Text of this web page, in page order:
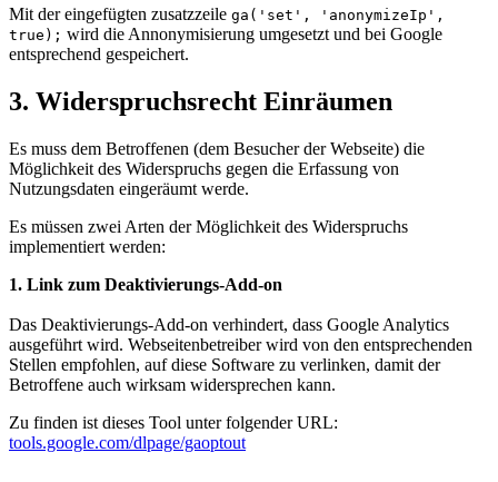
Mit der eingefügten zusatzzeile ga('set', 'anonymizeIp',
true); wird die Annonymisierung umgesetzt und bei Google
entsprechend gespeichert.
3. Widerspruchsrecht Einräumen
Es muss dem Betroffenen (dem Besucher der Webseite) die
Möglichkeit des Widerspruchs gegen die Erfassung von
Nutzungsdaten eingeräumt werde.
Es müssen zwei Arten der Möglichkeit des Widerspruchs
implementiert werden:
1. Link zum Deaktivierungs-Add-on
Das Deaktivierungs-Add-on verhindert, dass Google Analytics
ausgeführt wird. Webseitenbetreiber wird von den entsprechenden
Stellen empfohlen, auf diese Software zu verlinken, damit der
Betroffene auch wirksam widersprechen kann.
Zu finden ist dieses Tool unter folgender URL:
tools.google.com/dlpage/gaoptout